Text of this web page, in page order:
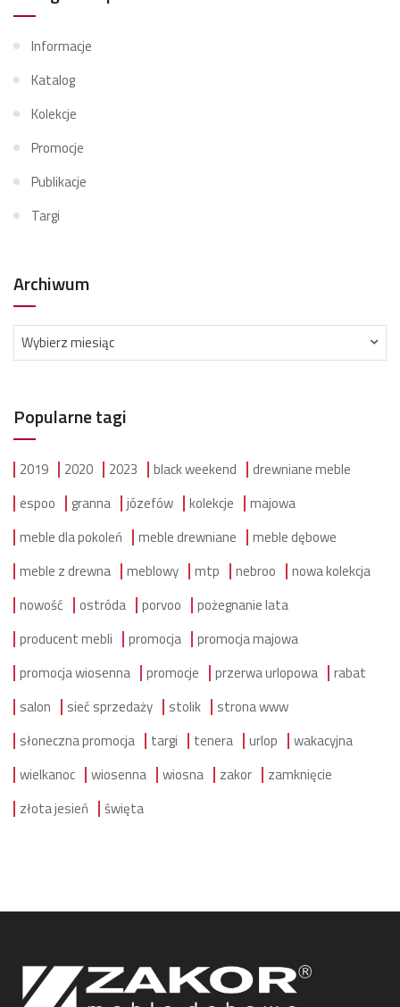
Informacje
Katalog
Kolekcje
Promocje
Publikacje
Targi
Archiwum
Archiwum
Wybierz miesiąc
Popularne tagi
2019 2020 2023 black weekend
drewniane meble
espoo
granna józefów kolekcje
majowa
meble dla pokoleń
meble drewniane
meble dębowe
meble z drewna
meblowy mtp nebroo
nowa kolekcja
nowość
ostróda porvoo
pożegnanie lata
producent mebli
promocja
promocja majowa
promocja wiosenna
promocje przerwa urlopowa
rabat
salon
sieć sprzedaży stolik
strona www
słoneczna promocja
targi tenera urlop
wakacyjna
wielkanoc
wiosenna wiosna zakor
zamknięcie
złota jesień
święta